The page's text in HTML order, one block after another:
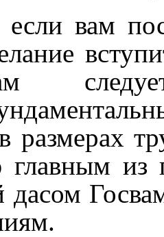
вам
размерах
главным из
дасом